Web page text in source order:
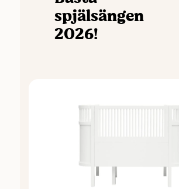
spjälsängen
2026!
Bäst i test: Bilförsäkring – Vi jämför